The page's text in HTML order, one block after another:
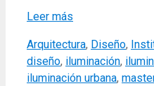
Leer más
Categories
Arquitectura, Diseño,
diseño, iluminación,
iluminación urbana,